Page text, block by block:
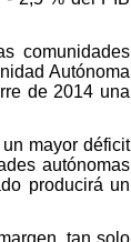
comunidades
Autónoma
de 2014 una
mayor déficit
autónomas
producirá un
tan solo